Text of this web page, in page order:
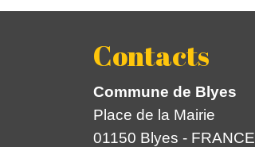
Contacts
Commune de Blyes
Place de la Mairie
01150 Blyes - FRANCE